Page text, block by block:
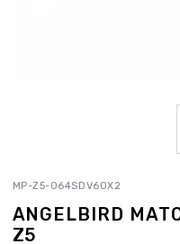
MP-Z5-064SDV60X2
ANGELBIRD
Z5